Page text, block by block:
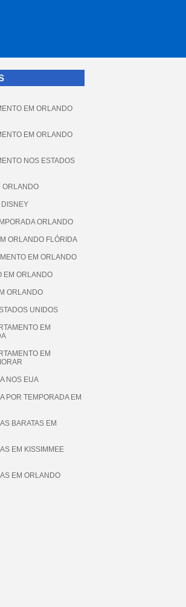
EM ORLANDO
EM ORLANDO
NOS ESTADOS
ORLANDO
ORLANDO
ORLANDO FLÓRIDA
EM ORLANDO
EM ORLANDO
ORLANDO
UNIDOS
EM
EM
NOS EUA
POR TEMPORADA EM
BARATAS EM
EM KISSIMMEE
EM ORLANDO